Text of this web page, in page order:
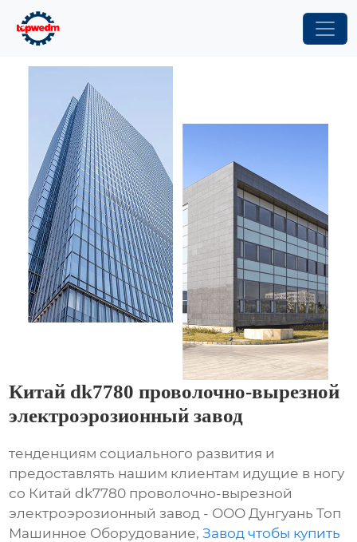
Китай dk7780 проволочно-вырезной
электроэрозионный завод
тенденциям социального развития и
предоставлять нашим клиентам идущие в ногу
со Китай dk7780 проволочно-вырезной
электроэрозионный завод - ООО Дунгуань Топ
Машинное Оборудование,Завод чтобы купить